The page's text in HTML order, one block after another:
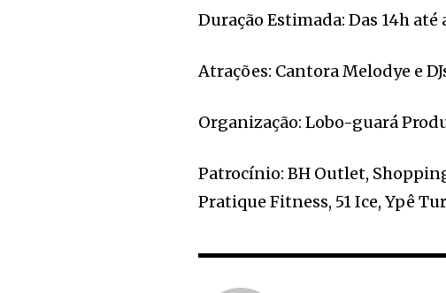
Duração Estimada: Das 14h até
Atrações: Cantora Melodye e
Organização: Lobo-guará
Patrocínio: BH Outlet,
Pratique Fitness, 51 Ice, Ypê